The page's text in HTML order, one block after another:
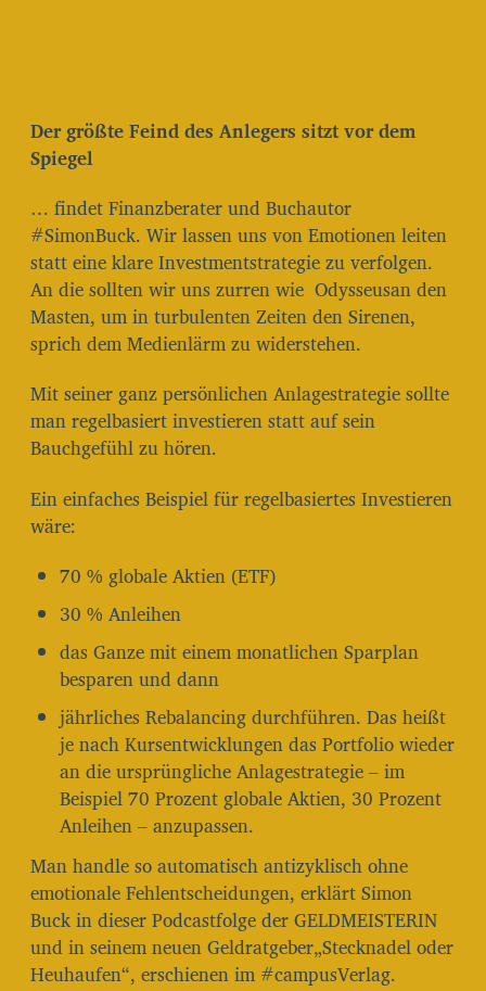
Der größte Feind des Anlegers sitzt vor dem
Spiegel
… findet Finanzberater und Buchautor
#SimonBuck. Wir lassen uns von Emotionen leiten
statt eine klare Investmentstrategie zu verfolgen.
An die sollten wir uns zurren wie Odysseusan den
Masten, um in turbulenten Zeiten den Sirenen,
sprich dem Medienlärm zu widerstehen.
Mit seiner ganz persönlichen Anlagestrategie sollte
man regelbasiert investieren statt auf sein
Bauchgefühl zu hören.
Ein einfaches Beispiel für regelbasiertes Investieren
wäre:
70 % globale Aktien (ETF)
30 % Anleihen
das Ganze mit einem monatlichen Sparplan
besparen und dann
jährliches Rebalancing durchführen. Das heißt
je nach Kursentwicklungen das Portfolio wieder
an die ursprüngliche Anlagestrategie – im
Beispiel 70 Prozent globale Aktien, 30 Prozent
Anleihen – anzupassen.
Man handle so automatisch antizyklisch ohne
emotionale Fehlentscheidungen, erklärt Simon
Buck in dieser Podcastfolge der GELDMEISTERIN
und in seinem neuen Geldratgeber„Stecknadel oder
Heuhaufen“, erschienen im #campusVerlag.